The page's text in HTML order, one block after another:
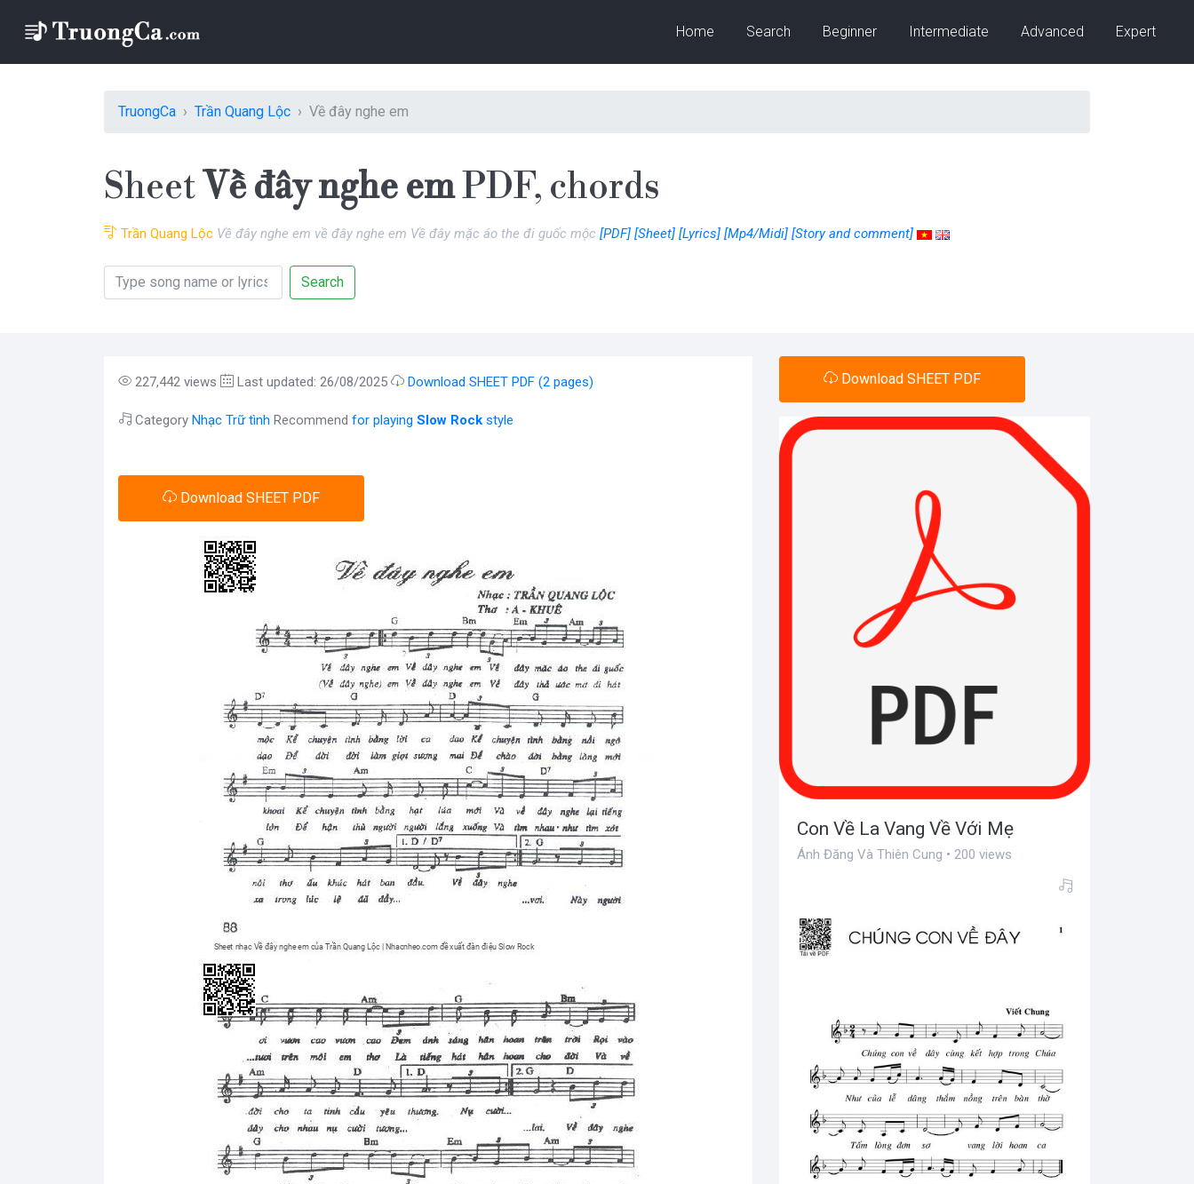
Home Search Beginner Intermediate Advanced Expert
TruongCa Trần Quang Lộc Về đây nghe em
SheetVề đây nghe emPDF, chords
Trần Quang Lộc Về đây nghe em về đây nghe em Về đây mặc áo the đi guốc mộc [PDF] [Sheet] [Lyrics] [Mp4/Midi] [Story and comment]
Search
227,442 views Last updated: 26/08/2025 Download SHEET PDF (2 pages)
Category Nhạc Trữ tình Recommend for playing Slow Rock style
Download SHEET PDF
Download SHEET PDF
Con Về La Vang Về Với Mẹ
Ánh Đăng Và Thiên Cung • 200 views